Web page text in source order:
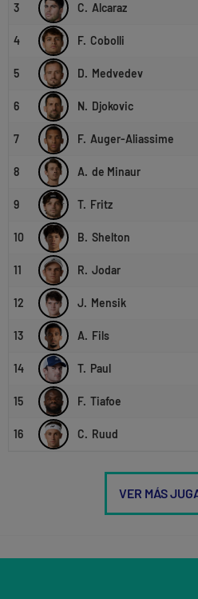
3 C. Alcaraz
4 F. Cobolli
5 D. Medvedev
6 N. Djokovic
7 F. Auger-Aliassime
8 A. de Minaur
9 T. Fritz
10 B. Shelton
11 R. Jodar
12 J. Mensik
13 A. Fils
14 T. Paul
15 F. Tiafoe
16 C. Ruud
VER MÁS